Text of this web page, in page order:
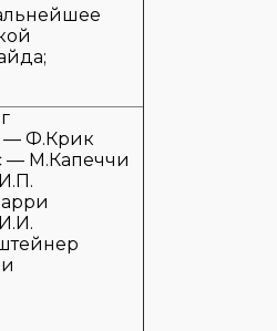
— Ф.Крик
— М.Капеччи